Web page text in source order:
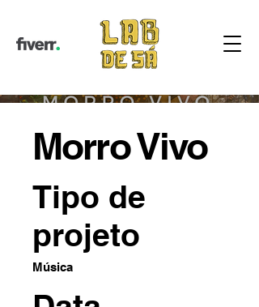
Morro Vivo
Tipo de
projeto
Música